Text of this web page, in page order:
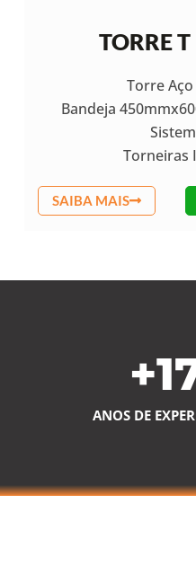
TORRE
Torre
Bandeja
Torneiras
SAIBA MAIS
+
ANOS DE